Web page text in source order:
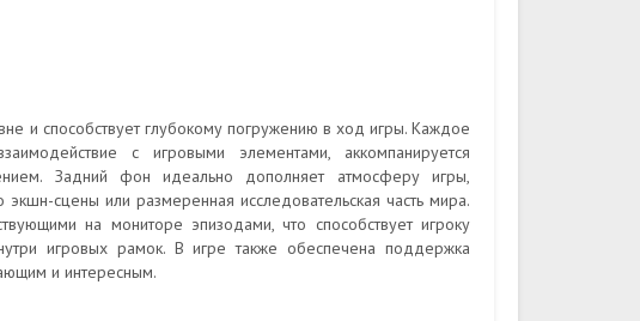
и способствует глубокому погружению в ход игры. Каждое
с игровыми элементами, аккомпанируется
Задний фон идеально дополняет атмосферу игры,
сцены или размеренная исследовательская часть мира.
на мониторе эпизодами, что способствует игроку
игровых рамок. В игре также обеспечена поддержка
и интересным.